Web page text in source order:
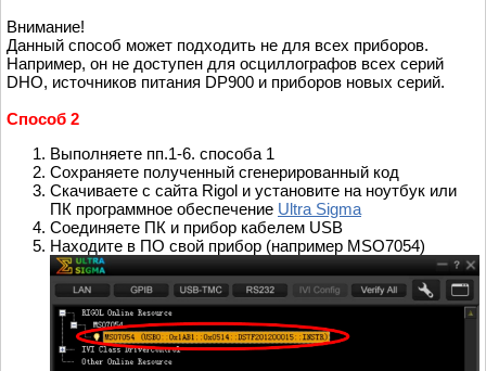
Внимание!
Данный способ может подходить не для всех приборов.
Например, он не доступен для осциллографов всех серий
DHO, источников питания DP900 и приборов новых серий.
Способ 2
Выполняете пп.1-6. способа 1
Сохраняете полученный сгенерированный код
Скачиваете с сайта Rigol и установите на ноутбук или
ПК программное обеспечение Ultra Sigma
Соединяете ПК и прибор кабелем USB
Находите в ПО свой прибор (например MSO7054)